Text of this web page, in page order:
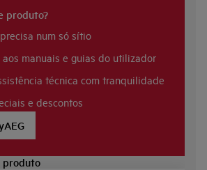
produto?
num só sítio
aos manuais e guias do utilizador
técnica com tranquilidade
e descontos
produto